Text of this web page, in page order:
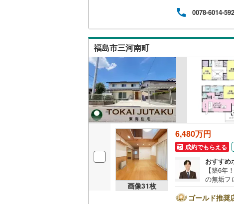
る？」
活設計を
スペー
きてしま
い！
0078-6014-
福島市三河南町
画像31枚
6,480万円
成約でもらえる
おすすめ
【築6年
の無垢フ
年！豊富
ゴールド推奨
独立型キッ
浴室乾燥機
収納
ウォークイ
（5）
バルコニー、庭
ウッドデッキ